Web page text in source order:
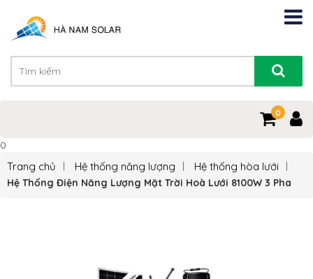
0
0
Trang chủ Hệ thống năng lượng Hệ thống hòa lưới
Hệ Thống Điện Năng Lượng Mặt Trời Hoà Lưới 8100W 3 Pha